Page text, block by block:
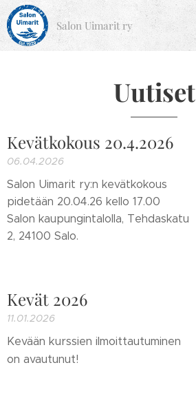
Salon Uimarit ry
Uutiset
Kevätkokous 20.4.2026
06.04.2026
Salon Uimarit ry:n kevätkokous
pidetään 20.04.26 kello 17.00
Salon kaupungintalolla, Tehdaskatu
2, 24100 Salo.
Kevät 2026
11.01.2026
Kevään kurssien ilmoittautuminen
on avautunut!